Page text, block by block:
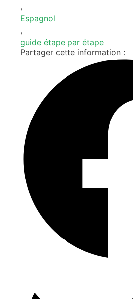
,
Espagnol
,
guide étape par étape
Partager cette information :